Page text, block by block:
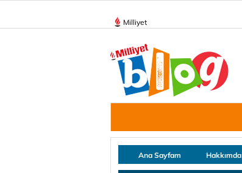
Milliyet
Ana Sayfam Hakkımda